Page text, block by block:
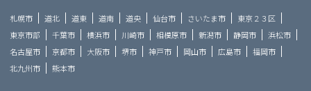
札幌市 道北 道東 道南 道央 仙台市 さいたま市
東京２３区
東京市部
千葉市 横浜市 川崎市 相模原市 新潟市 静岡市
浜松市
名古屋市
京都市 大阪市 堺市 神戸市 岡山市 広島市
福岡市
北九州市
熊本市